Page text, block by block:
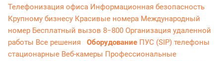
Телефонизация офиса Информационная безопасность
Крупному бизнесу Красивые номера Международный
номер Бесплатный вызов 8−800 Организация удаленной
работы Все решения Оборудование ПУС (SIP) телефоны
стационарные Веб-камеры Профессиональные